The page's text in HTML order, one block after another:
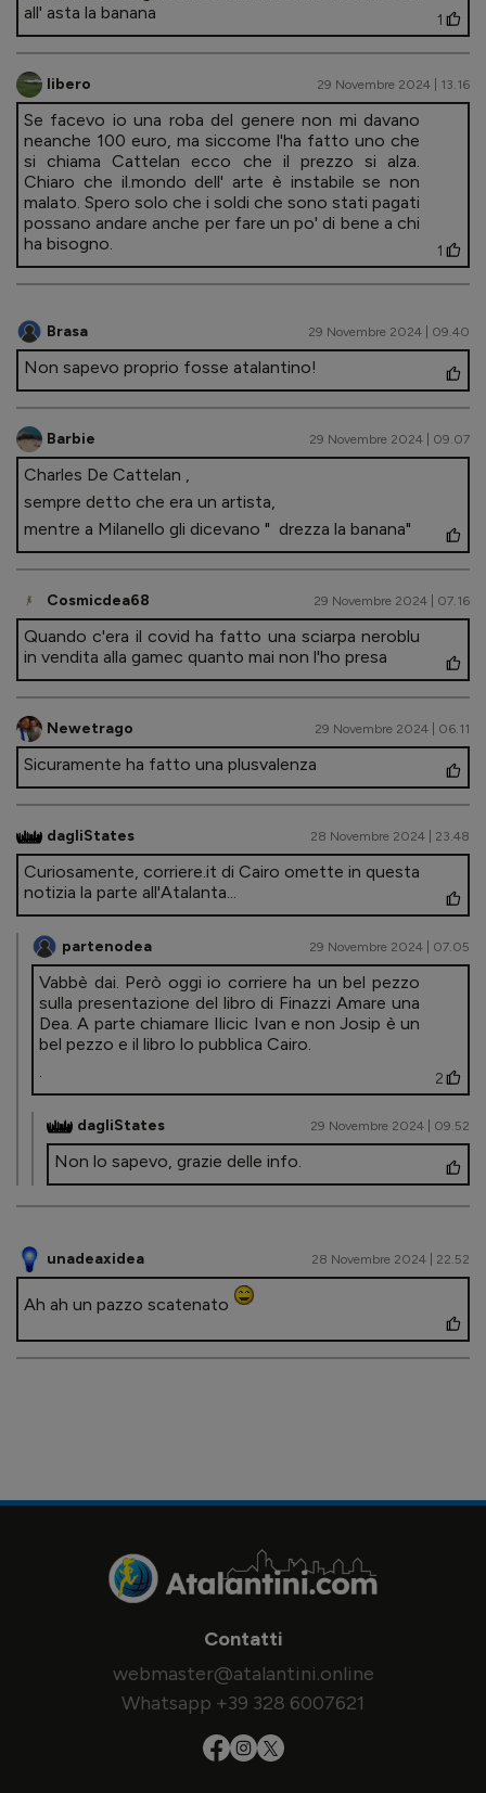
all' asta la banana
1
libero 29 Novembre 2024 | 13.16
Se facevo io una roba del genere non mi davano
neanche 100 euro, ma siccome l'ha fatto uno che
si chiama Cattelan ecco che il prezzo si alza.
Chiaro che il.mondo dell' arte è instabile se non
malato. Spero solo che i soldi che sono stati pagati
possano andare anche per fare un po' di bene a chi
ha bisogno.
1
Brasa 29 Novembre 2024 | 09.40
Non sapevo proprio fosse atalantino!
Barbie 29 Novembre 2024 | 09.07
Charles De Cattelan ,
sempre detto che era un artista,
mentre a Milanello gli dicevano " drezza la banana"
Cosmicdea68 29 Novembre 2024 | 07.16
Quando c'era il covid ha fatto una sciarpa neroblu
in vendita alla gamec quanto mai non l'ho presa
Newetrago 29 Novembre 2024 | 06.11
Sicuramente ha fatto una plusvalenza
dagliStates 28 Novembre 2024 | 23.48
Curiosamente, corriere.it di Cairo omette in questa
notizia la parte all'Atalanta...
partenodea 29 Novembre 2024 | 07.05
Vabbè dai. Però oggi io corriere ha un bel pezzo
sulla presentazione del libro di Finazzi Amare una
Dea. A parte chiamare Ilicic Ivan e non Josip è un
bel pezzo e il libro lo pubblica Cairo.
.
2
dagliStates 29 Novembre 2024 | 09.52
Non lo sapevo, grazie delle info.
unadeaxidea 28 Novembre 2024 | 22.52
Ah ah un pazzo scatenato
Contatti
webmaster@atalantini.online
Whatsapp +39 328 6007621